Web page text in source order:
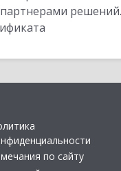
решений.
по сайту